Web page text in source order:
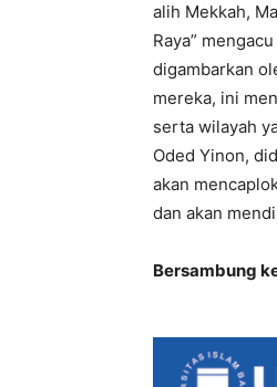
alih Mekkah,
Raya”
digambarkan
mereka, ini
serta wilayah
Oded Yinon,
akan
dan akan
Bersambung